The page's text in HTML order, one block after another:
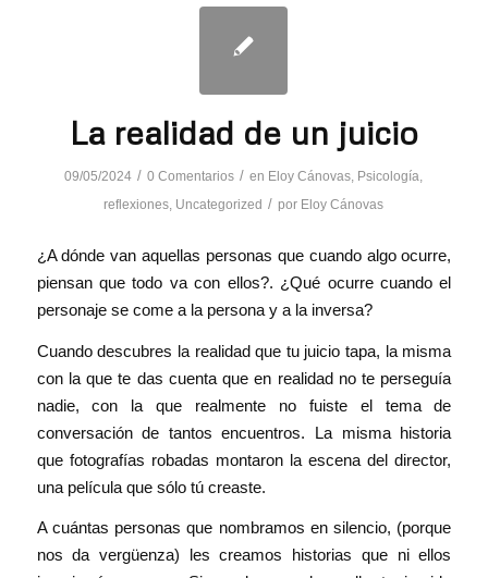
La realidad de un juicio
09/05/2024 / 0 Comentarios / en Eloy Cánovas, Psicología,
reflexiones, Uncategorized / por Eloy Cánovas
¿A dónde van aquellas personas que cuando algo ocurre,
piensan que todo va con ellos?. ¿Qué ocurre cuando el
personaje se come a la persona y a la inversa?
Cuando descubres la realidad que tu juicio tapa, la misma
con la que te das cuenta que en realidad no te perseguía
nadie, con la que realmente no fuiste el tema de
conversación de tantos encuentros. La misma historia
que fotografías robadas montaron la escena del director,
una película que sólo tú creaste.
A cuántas personas que nombramos en silencio, (porque
nos da vergüenza) les creamos historias que ni ellos